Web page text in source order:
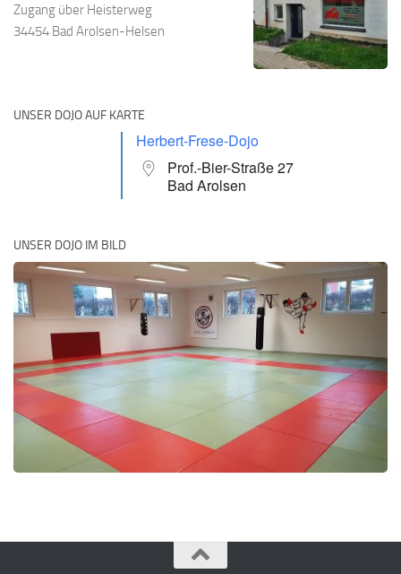
Zugang über Heisterweg
34454 Bad Arolsen-Helsen
UNSER DOJO AUF KARTE
Herbert-Frese-Dojo
Prof.-Bier-Straße 27
Bad Arolsen
UNSER DOJO IM BILD